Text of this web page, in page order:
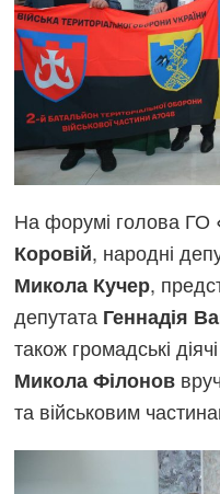
На форумі голова ГО
Коровій, народні
Микола Кучер,
депутата Геннадія
також громадські
Микола Філонов
та військовим